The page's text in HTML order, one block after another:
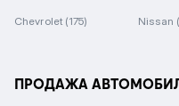
Chevrolet (175) Nissan
ПРОДАЖА